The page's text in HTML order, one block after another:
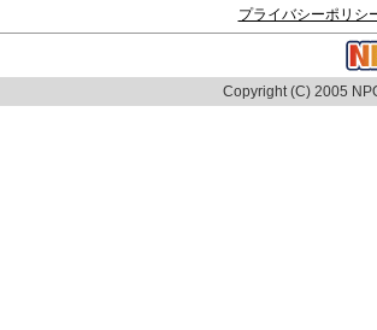
プライバシーポリシ
Copyright (C) 2005